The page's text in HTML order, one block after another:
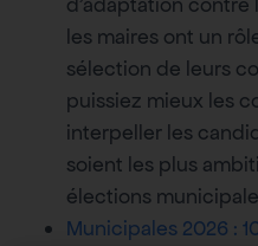
les maires ont un
sélection de leurs
puissiez mieux les
interpeller les
soient les plus
élections
Municipales 2026 :